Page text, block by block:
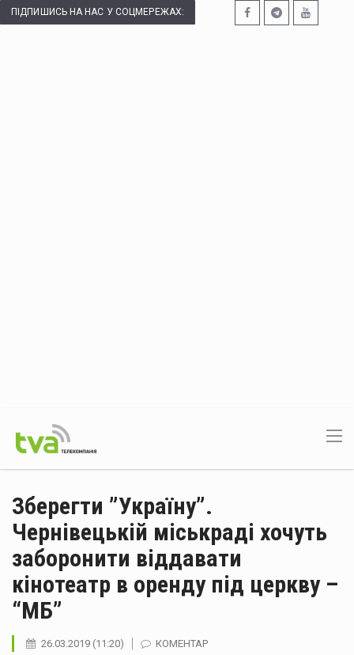
ПІДПИШИСЬ НА НАС У СОЦМЕРЕЖАХ:
Зберегти ”Україну”.
Чернівецькій міськраді хочуть
заборонити віддавати
кінотеатр в оренду під церкву –
“МБ”
26.03.2019 (11:20) КОМЕНТАР